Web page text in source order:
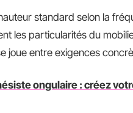
standard selon la
les particularités du
joue entre exigences
ongulaire : créez